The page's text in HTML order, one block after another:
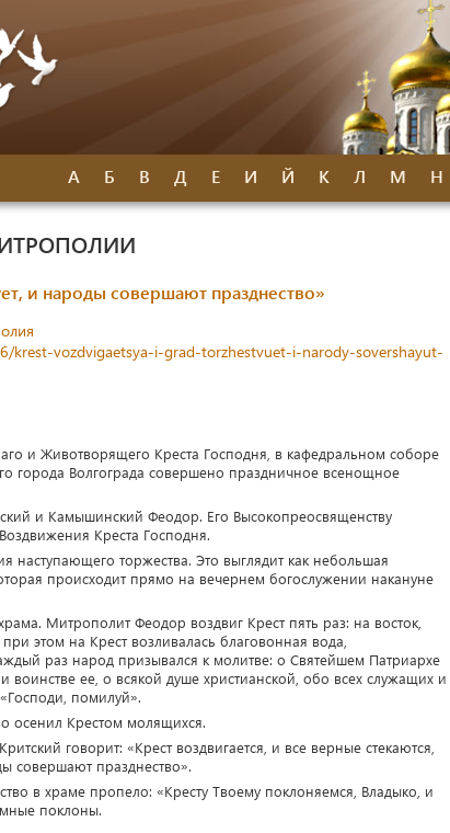
А Б В Д Е И Й К Л М Н
и народы совершают празднество»
krest-vozdvigaetsya-i-grad-torzhestvuet-i-narody-sovershayut-
и Животворящего Креста Господня, в кафедральном соборе
города Волгограда совершено праздничное всенощное
и Камышинский Феодор. Его Высокопреосвященству
Креста Господня.
наступающего торжества. Это выглядит как небольшая
происходит прямо на вечернем богослужении накануне
Митрополит Феодор воздвиг Крест пять раз: на восток,
этом на Крест возливалась благовонная вода,
раз народ призывался к молитве: о Святейшем Патриархе
ее, о всякой душе христианской, обо всех служащих и
помилуй».
осенил Крестом молящихся.
говорит: «Крест воздвигается, и все верные стекаются,
совершают празднество».
в храме пропело: «Кресту Твоему поклоняемся, Владыко, и
поклоны.